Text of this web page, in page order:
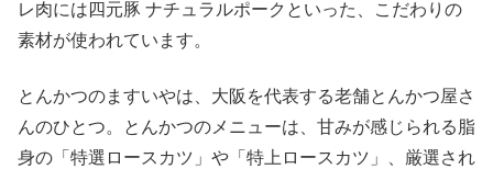
レ肉には四元豚 ナチュラルポークといった、こだわりの
素材が使われています。
とんかつのますいやは、大阪を代表する老舗とんかつ屋さ
んのひとつ。とんかつのメニューは、甘みが感じられる脂
身の「特選ロースカツ」や「特上ロースカツ」、厳選され